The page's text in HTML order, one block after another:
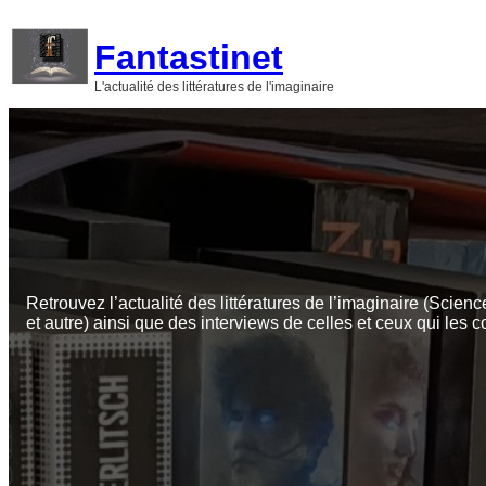
contenu
Fantastinet
L'actualité des littératures de l'imaginaire
Retrouvez l’actualité des littératures de l’imaginaire
et autre) ainsi que des interviews de celles et ceux qui les